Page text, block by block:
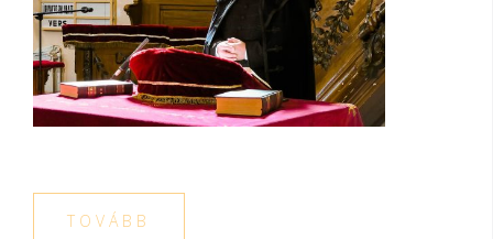
TOVÁBB